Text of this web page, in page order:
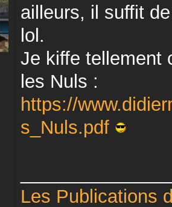
ailleurs, il suffit
lol.
Je kiffe tellement
les Nuls :
https://
s_Nuls.pdf
Les Publications